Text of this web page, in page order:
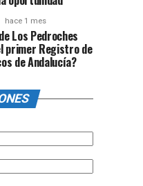
hace 1 mes
Los Pedroches
primer Registro de
de Andalucía?